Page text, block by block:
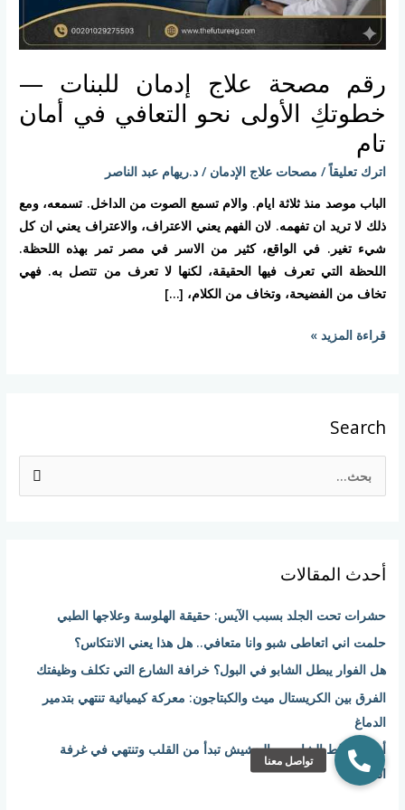
رقم مصحة علاج إدمان للبنات —
خطوتكِ الأولى نحو التعافي في أمان
تام
اترك تعليقاً / مصحات علاج الإدمان /د.ريهام عبد الناصر
الباب موصد منذ ثلاثة ايام. والام تسمع الصوت من الداخل. تسمعه، ومع
ذلك لا تريد ان تفهمه. لان الفهم يعني الاعتراف، والاعتراف يعني ان كل
شيء تغير. في الواقع، كثير من الاسر في مصر تمر بهذه اللحظة.
اللحظة التي تعرف فيها الحقيقة، لكنها لا تعرف من تتصل به. فهي
تخاف من الفضيحة، وتخاف من الكلام، […]
التعافي
في
تام
قراءة المزيد »
Search
ث
ن
:
أحدث المقالات
حشرات تحت الجلد بسبب الآيس: حقيقة الهلوسة وعلاجها الطبي
حلمت اني اتعاطى شبو وانا متعافي.. هل هذا يعني الانتكاس؟
هل الفوار يبطل الشابو في البول؟ خرافة الشارع التي تكلف وظيفتك
الفرق بين الكريستال ميث والكبتاجون: معركة كيميائية تنتهي بتدمير
الدماغ
أضرار خلط الشابو مع الحشيش تبدأ من القلب وتنتهي في غرفة
الطوارئ